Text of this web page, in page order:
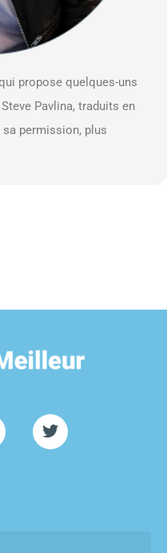
propose quelques-uns
Pavlina, traduits en
sa permission, plus